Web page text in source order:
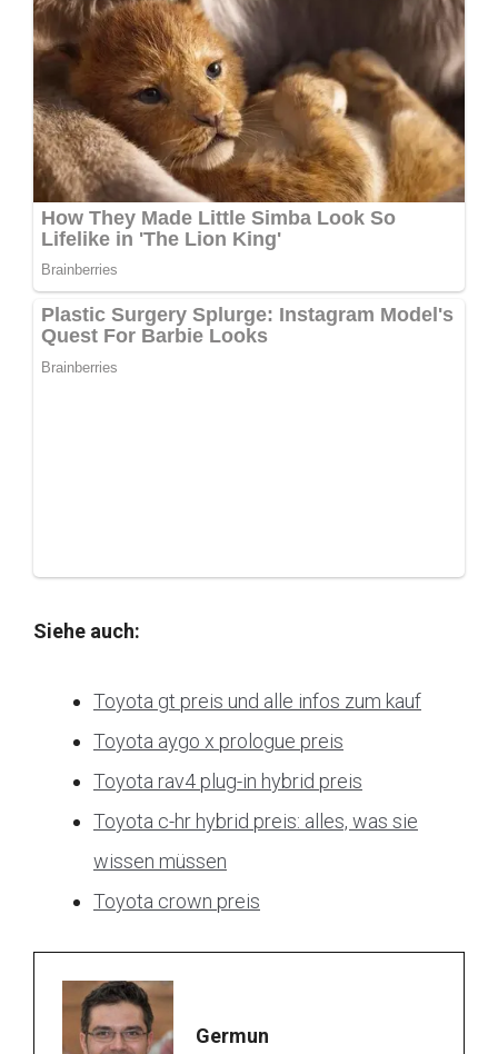
Siehe auch:
Toyota gt preis und alle infos zum kauf
Toyota aygo x prologue preis
Toyota rav4 plug-in hybrid preis
Toyota c-hr hybrid preis: alles, was sie
wissen müssen
Toyota crown preis
Germun